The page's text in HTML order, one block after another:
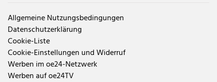
Allgemeine Nutzungsbedingungen
Datenschutzerklärung
Cookie-Liste
Cookie-Einstellungen und Widerruf
Werben im oe24-Netzwerk
Werben auf oe24TV